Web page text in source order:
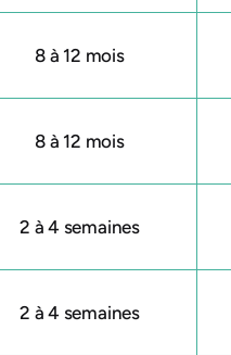
8 à 12 mois
8 à 12 mois
2 à 4 semaines
2 à 4 semaines